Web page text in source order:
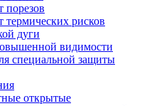
порезов
термических рисков
дуги
видимости
специальной защиты
открытые